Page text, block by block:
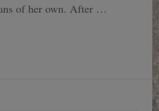
of her own. After …